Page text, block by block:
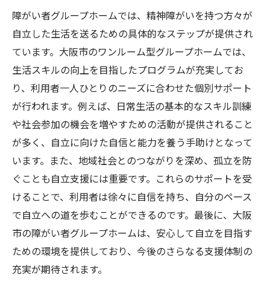
障がい者グループホームでは、精神障がいを持つ方々が
自立した生活を送るための具体的なステップが提供され
ています。大阪市のワンルーム型グループホームでは、
生活スキルの向上を目指したプログラムが充実してお
り、利用者一人ひとりのニーズに合わせた個別サポート
が行われます。例えば、日常生活の基本的なスキル訓練
や社会参加の機会を増やすための活動が提供されること
が多く、自立に向けた自信と能力を養う手助けとなって
います。また、地域社会とのつながりを深め、孤立を防
ぐことも自立支援には重要です。これらのサポートを受
けることで、利用者は徐々に自信を持ち、自分のペース
で自立への道を歩むことができるのです。最後に、大阪
市の障がい者グループホームは、安心して自立を目指す
ための環境を提供しており、今後のさらなる支援体制の
充実が期待されます。